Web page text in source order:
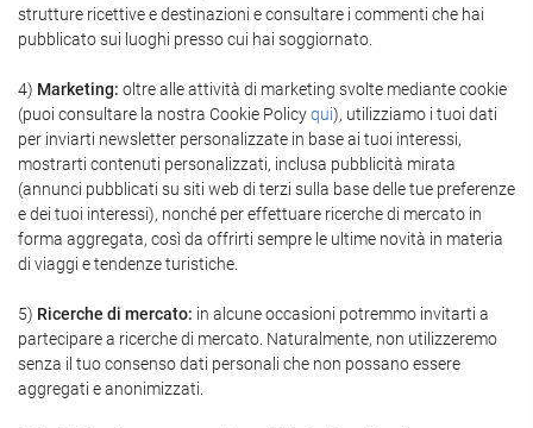
strutture ricettive e destinazioni e consultare i commenti che hai
pubblicato sui luoghi presso cui hai soggiornato.
4) Marketing: oltre alle attività di marketing svolte mediante cookie
(puoi consultare la nostra Cookie Policyqui), utilizziamo i tuoi dati
per inviarti newsletter personalizzate in base ai tuoi interessi,
mostrarti contenuti personalizzati, inclusa pubblicità mirata
(annunci pubblicati su siti web di terzi sulla base delle tue preferenze
e dei tuoi interessi), nonché per effettuare ricerche di mercato in
forma aggregata, così da offrirti sempre le ultime novità in materia
di viaggi e tendenze turistiche.
5) Ricerche di mercato: in alcune occasioni potremmo invitarti a
partecipare a ricerche di mercato. Naturalmente, non utilizzeremo
senza il tuo consenso dati personali che non possano essere
aggregati e anonimizzati.